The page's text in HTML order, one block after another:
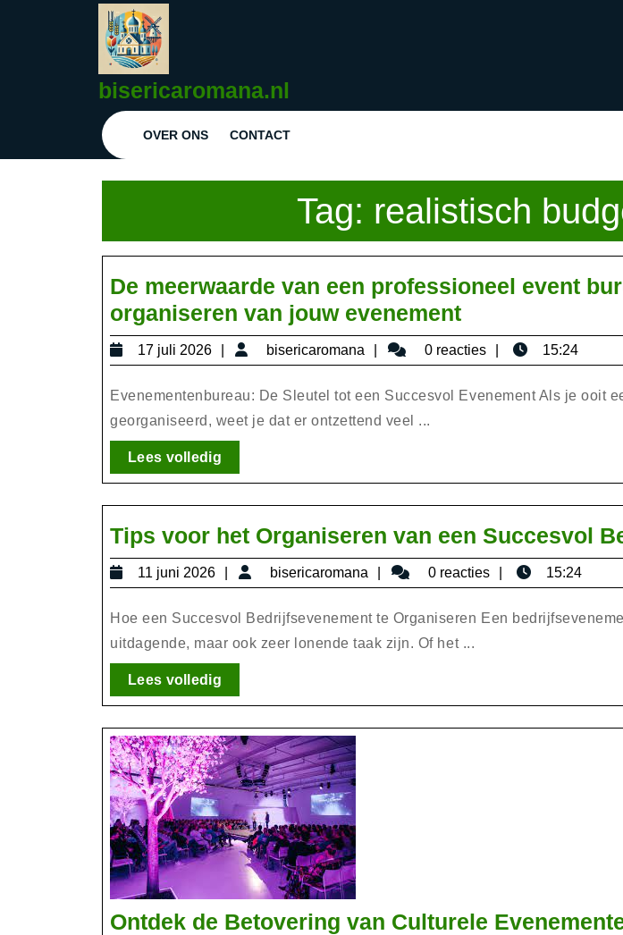
bisericaromana.nl
OVER ONS CONTACT
Tag: realistisch
De meerwaarde van een professioneel event
organiseren van jouw evenementDe
meerwaarde
van
een
bij
het
organiseren
van
jouw
evenement
17 juli 2026
17
juli
2026
bisericaromana bisericaromana
0 reacties 15:24
Evenementenbureau: De Sleutel tot een Succesvol Evenement Als je ooit
georganiseerd, weet je dat er ontzettend veel ...
Lees volledigLees
volledig
Tips voor het Organiseren van een Succesvol
11 juni 2026
11
juni
2026
bisericaromana bisericaromana
0 reacties 15:24
Hoe een Succesvol Bedrijfsevenement te Organiseren Een
uitdagende, maar ook zeer lonende taak zijn. Of het ...
Lees volledigLees
volledig
Ontdek de Betovering van Culturele